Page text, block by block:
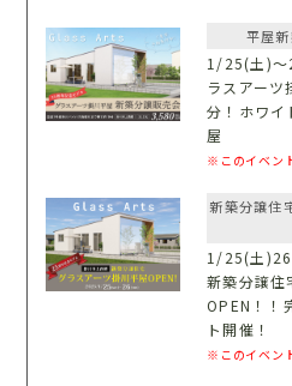
平屋
1/25(土)〜
ラスアー
分！ホワイ
屋
※このイベン
新築分譲住
1/25(土
新築分譲住
OPEN！！
ト開催！
※このイベン